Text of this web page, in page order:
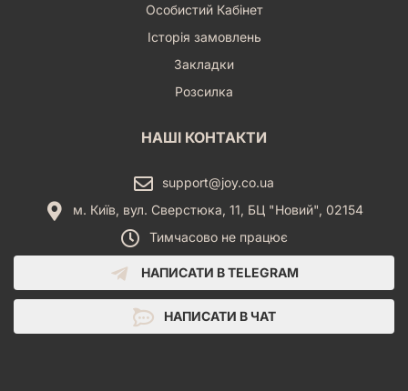
Особистий Кабінет
Історія замовлень
Закладки
Розсилка
НАШІ КОНТАКТИ
support@joy.co.ua
м. Київ, вул. Сверстюка, 11, БЦ "Новий", 02154
Тимчасово не працює
НАПИСАТИ В TELEGRAM
НАПИСАТИ В ЧАТ